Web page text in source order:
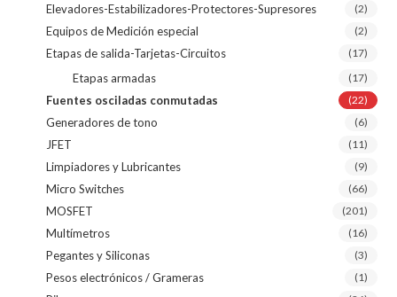
Elevadores-Estabilizadores-Protectores-Supresores (2)
Equipos de Medición especial (2)
Etapas de salida-Tarjetas-Circuitos (17)
Etapas armadas (17)
Fuentes osciladas conmutadas (22)
Generadores de tono (6)
JFET (11)
Limpiadores y Lubricantes (9)
Micro Switches (66)
MOSFET (201)
Multímetros (16)
Pegantes y Siliconas (3)
Pesos electrónicos / Grameras (1)